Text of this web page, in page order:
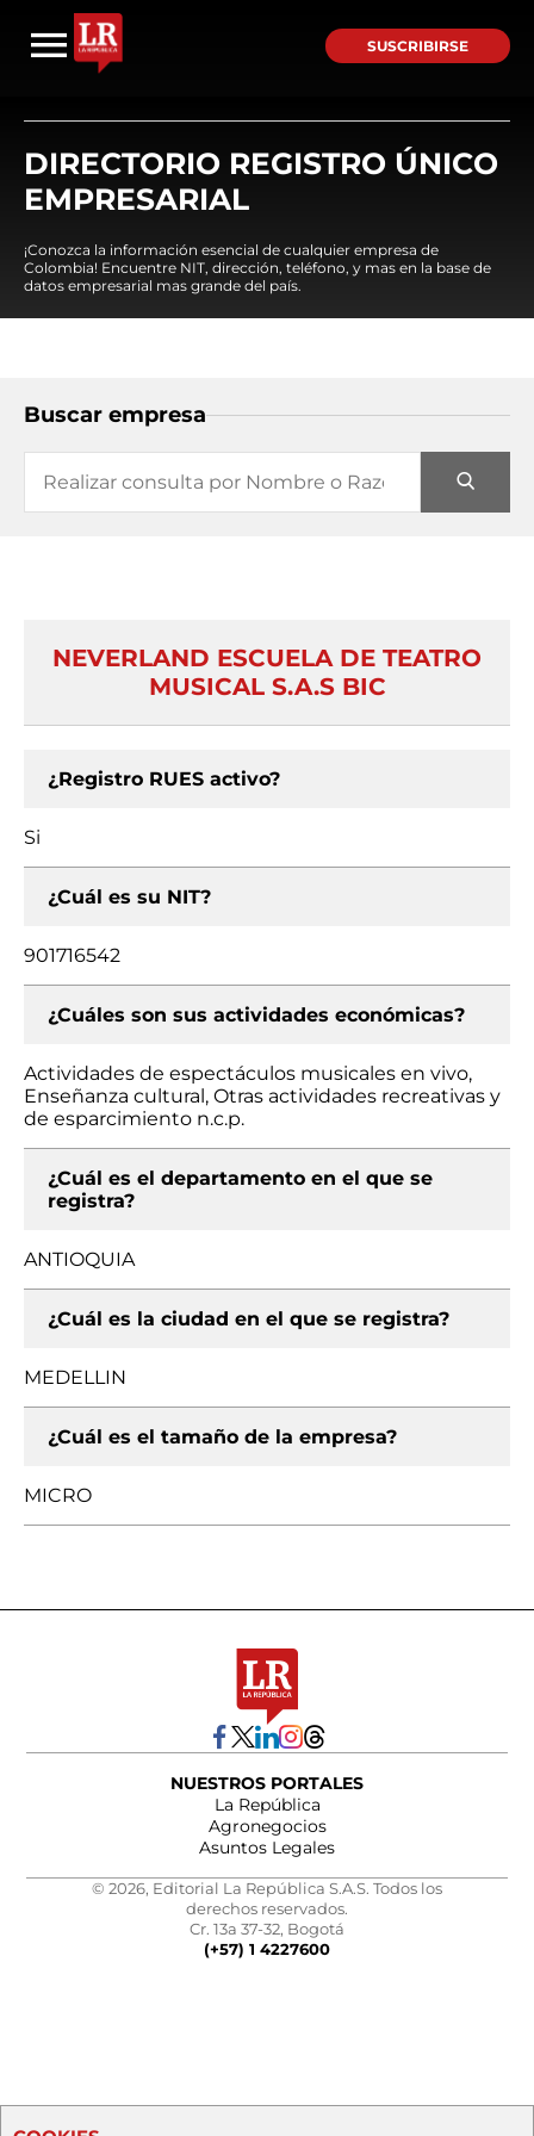
SUSCRIBIRSE
DIRECTORIO REGISTRO ÚNICO
EMPRESARIAL
¡Conozca la información esencial de cualquier empresa de
Colombia! Encuentre NIT, dirección, teléfono, y mas en la base de
datos empresarial mas grande del país.
Buscar empresa
NEVERLAND ESCUELA DE TEATRO
MUSICAL S.A.S BIC
¿Registro RUES activo?
Si
¿Cuál es su NIT?
901716542
¿Cuáles son sus actividades económicas?
Actividades de espectáculos musicales en vivo,
Enseñanza cultural, Otras actividades recreativas y
de esparcimiento n.c.p.
¿Cuál es el departamento en el que se
registra?
ANTIOQUIA
¿Cuál es la ciudad en el que se registra?
MEDELLIN
¿Cuál es el tamaño de la empresa?
MICRO
NUESTROS PORTALES
La República
Agronegocios
Asuntos Legales
© 2026, Editorial La República S.A.S. Todos los
derechos reservados.
Cr. 13a 37-32, Bogotá
(+57) 1 4227600